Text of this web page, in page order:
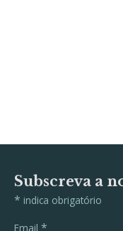
Subscreva a
* indica obrigatório
Email *